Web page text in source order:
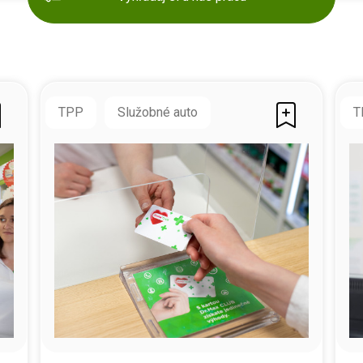
TPP Služobné auto